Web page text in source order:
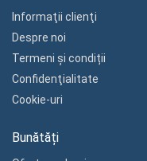
Informaţii clienţi
Despre noi
Termeni și condiții
Confidenţialitate
Cookie-uri
Bunătăți